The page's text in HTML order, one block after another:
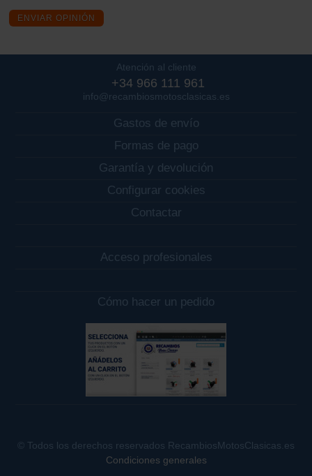
ENVIAR OPINIÓN
Atención al cliente
+34 966 111 961
info@recambiosmotosclasicas.es
Gastos de envío
Formas de pago
Garantía y devolución
Configurar cookies
Contactar
Acceso profesionales
Cómo hacer un pedido
© Todos los derechos reservados RecambiosMotosClasicas.es
Condiciones generales